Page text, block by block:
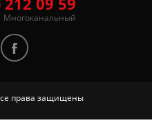
Многоканальный
права защищены